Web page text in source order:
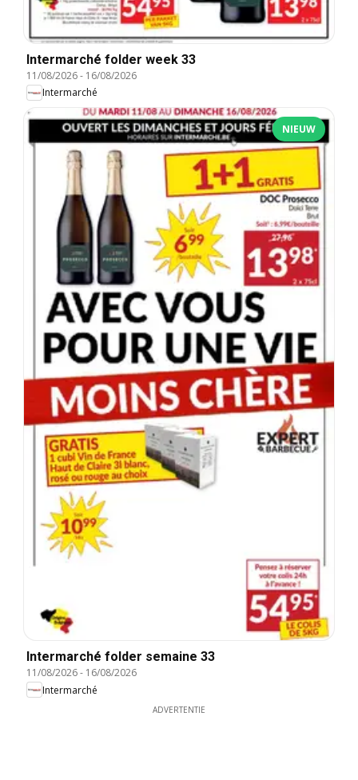
Intermarché folder week 33
11/08/2026- 16/08/2026
Intermarché
NIEUW
Intermarché folder semaine 33
11/08/2026- 16/08/2026
Intermarché
ADVERTENTIE